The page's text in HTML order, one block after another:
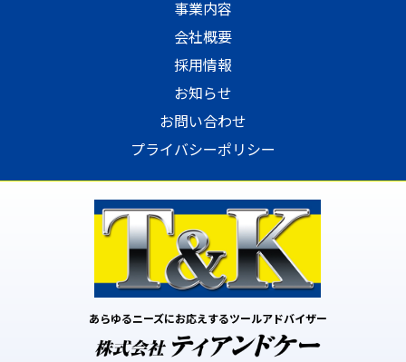
事業内容
会社概要
採用情報
お知らせ
お問い合わせ
プライバシーポリシー
あらゆるニーズにお応えするツールアドバイザー